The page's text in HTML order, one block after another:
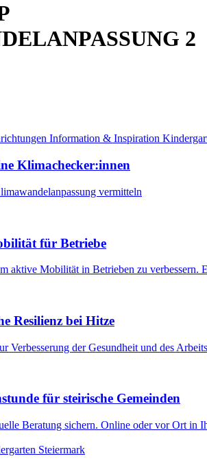
2
Information & Inspiration
Klimachecker:innen
vermitteln
für Betriebe
aktive Mobilität in Betrieben zu verbessern.
Resilienz bei Hitze
Verbesserung der Gesundheit und des
für steirische Gemeinden
Beratung sichern. Online oder vor Ort in
Steiermark